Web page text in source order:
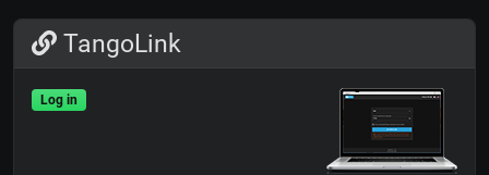
TangoLink
Log in